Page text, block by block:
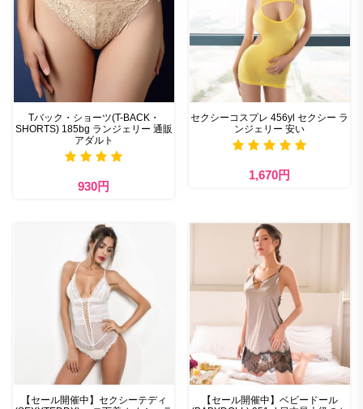
Tバック・ショーツ(T-BACK・
SHORTS) 185bg ランジェリー 通販
アダルト
930円
セクシーコスプレ 456yl セクシー ラ
ンジェリー 安い
1,670円
【セール開催中】セクシーテディ
【セール開催中】ベビードール